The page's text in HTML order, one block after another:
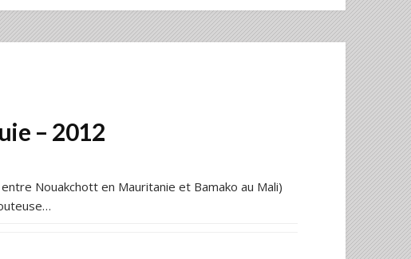
– 2012
Nouakchott en Mauritanie et Bamako au Mali)